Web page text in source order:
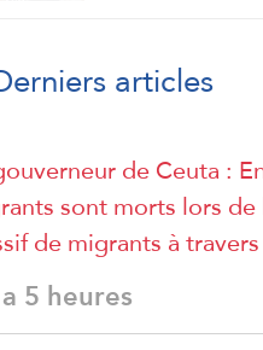
journaliste
articles
de Ceuta :
sont morts lors de
de migrants à
5 heures